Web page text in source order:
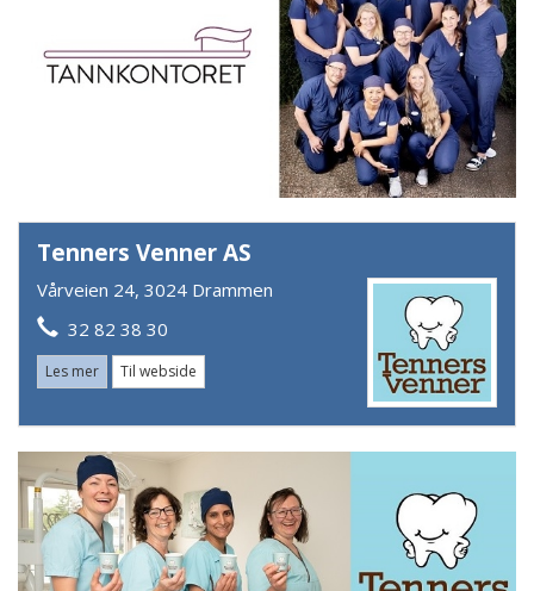
Tenners Venner AS
Vårveien 24, 3024 Drammen
32 82 38 30
Les mer Til webside